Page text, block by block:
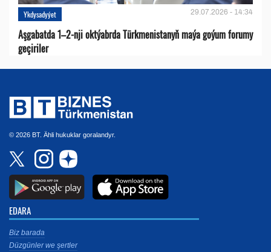
Ykdysadyýet 29.07.2026 - 14:34
Aşgabatda 1–2-nji oktýabrda Türkmenistanyň maýa goýum forumy
geçiriler
© 2026 BT. Ähli hukuklar goralandyr.
EDARA
Biz barada
Düzgünler we şertler